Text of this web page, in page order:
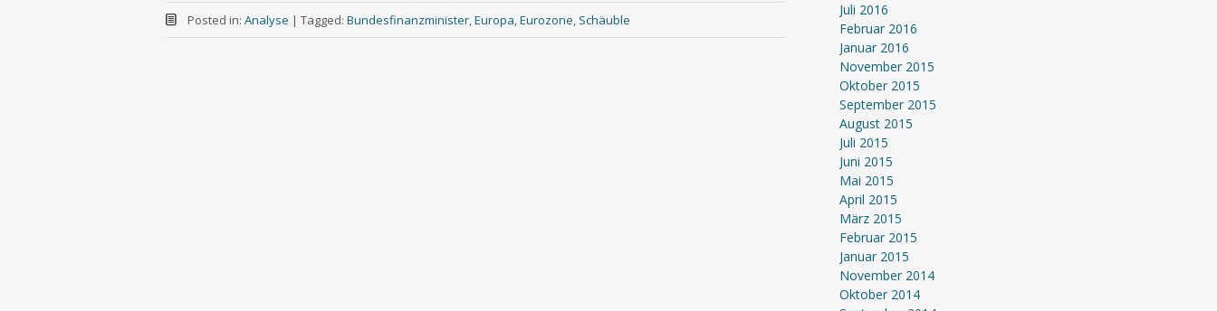
Posted in: Analyse | Tagged: Bundesfinanzminister,Europa,Eurozone, Schäuble
Juli 2016
Februar 2016
Januar 2016
November 2015
Oktober 2015
September 2015
August 2015
Juli 2015
Juni 2015
Mai 2015
April 2015
März 2015
Februar 2015
Januar 2015
November 2014
Oktober 2014